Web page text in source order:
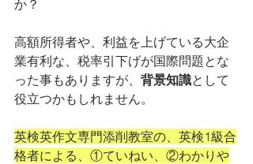
か？
高額所得者や、利益を上げている大企
業有利な、税率引下げが国際問題とな
った事もありますが、 背景知識として
役立つかもしれません。
英検英作文専門添削教室の、英検1級合
格者による、①ていねい、②わかりや